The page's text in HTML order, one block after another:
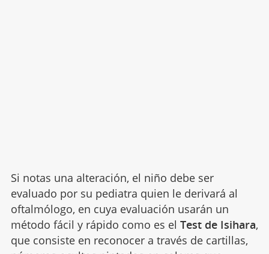
Si notas una alteración, el niño debe ser
evaluado por su pediatra quien le derivará al
oftalmólogo, en cuya evaluación usarán un
método fácil y rápido como es el Test de Isihara,
que consiste en reconocer a través de cartillas,